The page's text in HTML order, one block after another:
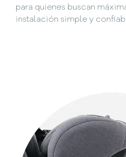
para quienes buscan
instalación simple y